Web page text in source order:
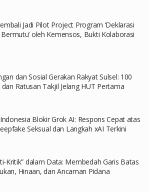
Jadi Pilot Project Program ‘Deklarasi
oleh Kemensos, Bukti Kolaborasi
dan Sosial Gerakan Rakyat Sulsel: 100
Ratusan Takjil Jelang HUT Pertama
Blokir Grok AI: Respons Cepat atas
Seksual dan Langkah xAI Terkini
Kritik” dalam Data: Membedah Garis Batas
Hinaan, dan Ancaman Pidana